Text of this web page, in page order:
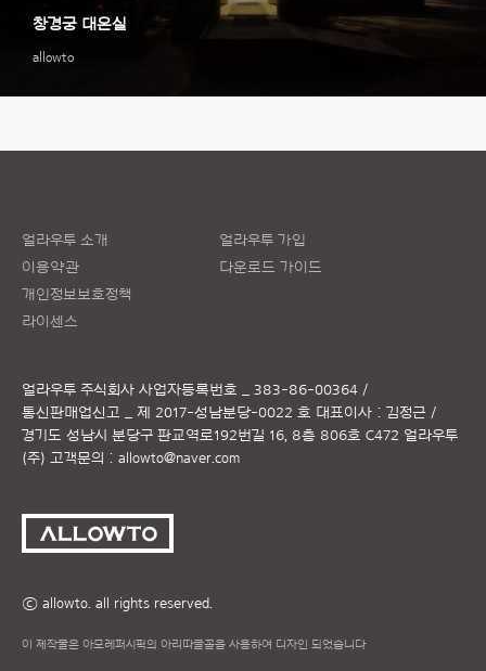
allowto
창경궁 대온실
얼라우투 소개
이용약관
개인정보보호정책
라이센스
얼라우투 가입
다운로드 가이드
얼라우투 주식회사 사업자등록번호 _ 383-86-00364 /
통신판매업신고 _ 제 2017-성남분당-0022 호 대표이사 : 김정근 /
경기도 성남시 분당구 판교역로192번길 16, 8층 806호 C472 얼라우투
(주) 고객문의 : allowto@naver.com
ⓒ allowto. all rights reserved.
이 제작물은 아모레퍼시픽의 아리따글꼴을 사용하여 디자인 되었습니다